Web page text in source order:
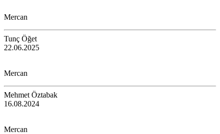
Mercan
Tunç Öğet
22.06.2025
Mercan
Mehmet Öztabak
16.08.2024
Mercan